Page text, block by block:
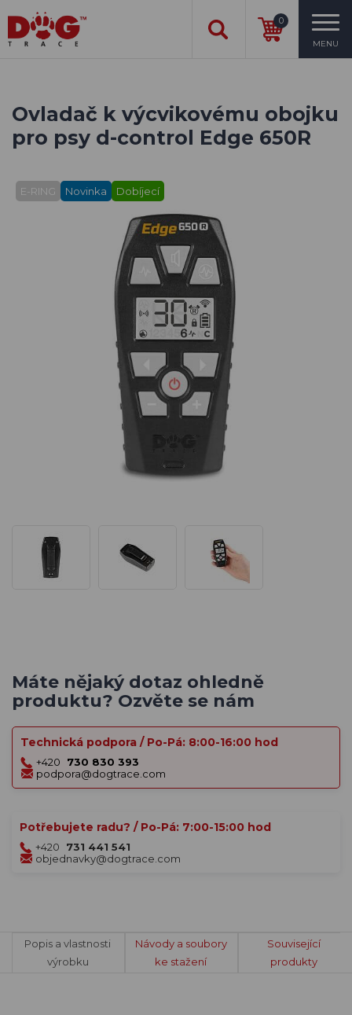
0
MENU
Ovladač k výcvikovému obojku
pro psy d-control Edge 650R
E-RING Novinka Dobíjecí
Máte nějaký dotaz ohledně
produktu? Ozvěte se nám
Technická podpora / Po-Pá: 8:00-16:00 hod
+420
730 830 393
podpora@dogtrace.com
Potřebujete radu? / Po-Pá: 7:00-15:00 hod
+420
731 441 541
objednavky@dogtrace.com
Popis a vlastnosti
výrobku
Návody a soubory
ke stažení
Související
produkty